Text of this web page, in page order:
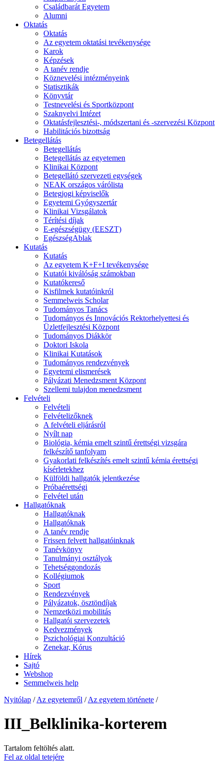
Családbarát Egyetem
Alumni
Oktatás
Oktatás
Az egyetem oktatási tevékenysége
Karok
Képzések
A tanév rendje
Köznevelési intézményeink
Statisztikák
Könyvtár
Testnevelési és Sportközpont
Szaknyelvi Intézet
Oktatásfejlesztési-, módszertani és -szervezési Központ
Habilitációs bizottság
Betegellátás
Betegellátás
Betegellátás az egyetemen
Klinikai Központ
Betegellátó szervezeti egységek
NEAK országos várólista
Betegjogi képviselők
Egyetemi Gyógyszertár
Klinikai Vizsgálatok
Térítési díjak
E-egészségügy (EESZT)
EgészségAblak
Kutatás
Kutatás
Az egyetem K+F+I tevékenysége
Kutatói kiválóság számokban
Kutatókereső
Kisfilmek kutatóinkról
Semmelweis Scholar
Tudományos Tanács
Tudományos és Innovációs Rektorhelyettesi és
Üzletfejlesztési Központ
Tudományos Diákkör
Doktori Iskola
Klinikai Kutatások
Tudományos rendezvények
Egyetemi elismerések
Pályázati Menedzsment Központ
Szellemi tulajdon menedzsment
Felvételi
Felvételi
Felvételizőknek
A felvételi eljárásról
Nyílt nap
Biológia, kémia emelt szintű érettségi vizsgára
felkészítő tanfolyam
Gyakorlati felkészítés emelt szintű kémia érettségi
kísérletekhez
Külföldi hallgatók jelentkezése
Próbaérettségi
Felvétel után
Hallgatóknak
Hallgatóknak
Hallgatóknak
A tanév rendje
Frissen felvett hallgatóinknak
Tanévkönyv
Tanulmányi osztályok
Tehetséggondozás
Kollégiumok
Sport
Rendezvények
Pályázatok, ösztöndíjak
Nemzetközi mobilitás
Hallgatói szervezetek
Kedvezmények
Pszichológiai Konzultáció
Zenekar, Kórus
Hírek
Sajtó
Webshop
Semmelweis help
Nyitólap / Az egyetemről / Az egyetem története /
III_Belklinika-korterem
Tartalom feltöltés alatt.
Fel az oldal tetejére